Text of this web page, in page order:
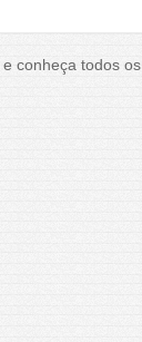
e conheça todos